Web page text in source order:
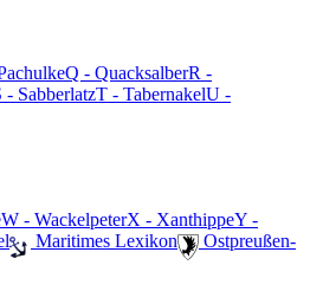
Q - QuacksalberR -
- SabberlatzT - TabernakelU -
W - WackelpeterX - XanthippeY -
️ Maritimes Lexikon
️ Ostpreußen-